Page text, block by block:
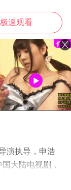
极速观看
演执导，申浩
大陆电视剧，
就上西瓜影